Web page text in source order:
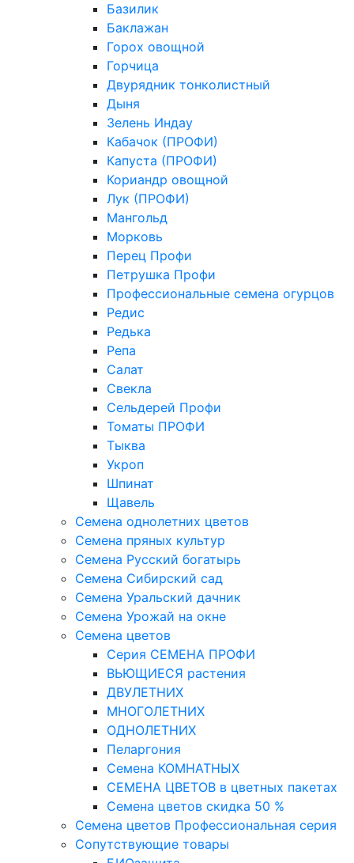
Базилик
Баклажан
Горох овощной
Горчица
Двурядник тонколистный
Дыня
Зелень Индау
Кабачок (ПРОФИ)
Капуста (ПРОФИ)
Кориандр овощной
Лук (ПРОФИ)
Мангольд
Морковь
Перец Профи
Петрушка Профи
Профессиональные семена огурцов
Редис
Редька
Репа
Салат
Свекла
Сельдерей Профи
Томаты ПРОФИ
Тыква
Укроп
Шпинат
Щавель
Семена однолетних цветов
Семена пряных культур
Семена Русский богатырь
Семена Сибирский сад
Семена Уральский дачник
Семена Урожай на окне
Семена цветов
Cерия CЕМЕНА ПРОФИ
ВЬЮЩИЕСЯ растения
ДВУЛЕТНИХ
МНОГОЛЕТНИХ
ОДНОЛЕТНИХ
Пеларгония
Семена КОМНАТНЫХ
СЕМЕНА ЦВЕТОВ в цветных пакетах
Семена цветов скидка 50 %
Семена цветов Профессиональная серия
Сопутствующие товары